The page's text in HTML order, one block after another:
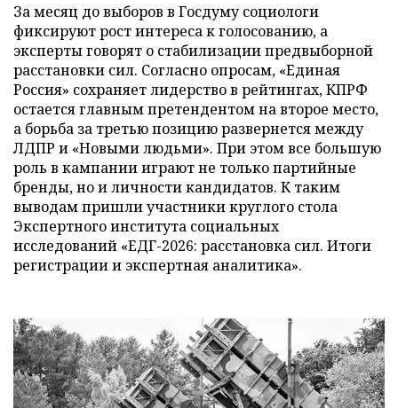
За месяц до выборов в Госдуму социологи
фиксируют рост интереса к голосованию, а
эксперты говорят о стабилизации предвыборной
расстановки сил. Согласно опросам, «Единая
Россия» сохраняет лидерство в рейтингах, КПРФ
остается главным претендентом на второе место,
а борьба за третью позицию развернется между
ЛДПР и «Новыми людьми». При этом все большую
роль в кампании играют не только партийные
бренды, но и личности кандидатов. К таким
выводам пришли участники круглого стола
Экспертного института социальных
исследований «ЕДГ-2026: расстановка сил. Итоги
регистрации и экспертная аналитика».